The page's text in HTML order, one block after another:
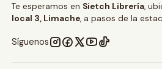
Te esperamos en Sietch Librería,
local 3, Limache, a pasos de la
Síguenos